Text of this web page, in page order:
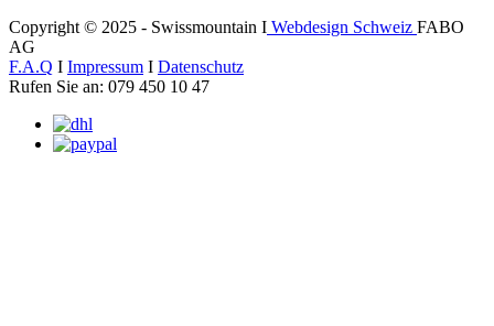
Copyright © 2025 - Swissmountain I Webdesign Schweiz FABO
AG
F.A.Q I Impressum I Datenschutz
Rufen Sie an: 079 450 10 47